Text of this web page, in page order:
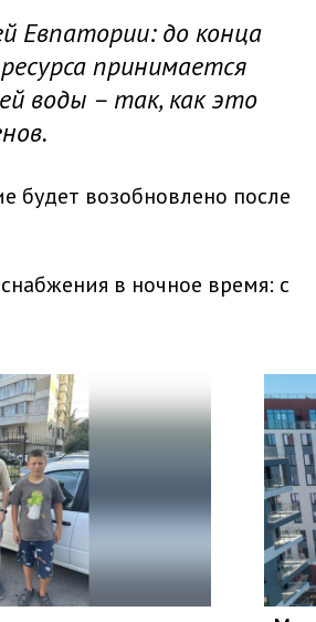
Евпатории: до конца
принимается
воды – так, как это
будет возобновлено после
в ночное время: с